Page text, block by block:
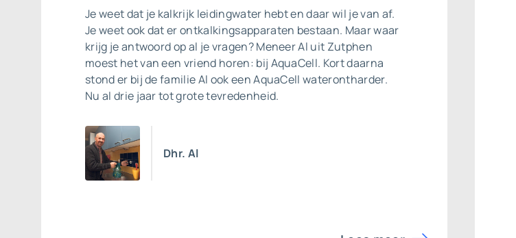
Je weet dat je kalkrijk leidingwater hebt en daar wil je van af.
Je weet ook dat er ontkalkingsapparaten bestaan. Maar waar
krijg je antwoord op al je vragen? Meneer Al uit Zutphen
moest het van een vriend horen: bij AquaCell. Kort daarna
stond er bij de familie Al ook eenAquaCell waterontharder.
Nu al drie jaar tot grote tevredenheid.
Dhr. Al